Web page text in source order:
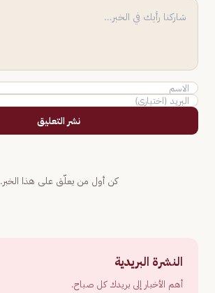
نشر التعليق
كن أول من يعلّق على هذا الخبر.
النشرة البريدية
أهم الأخبار إلى بريدك كل صباح.